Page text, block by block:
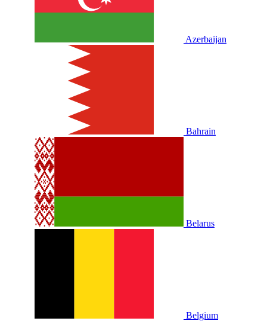
Azerbaijan
Bahrain
Belarus
Belgium